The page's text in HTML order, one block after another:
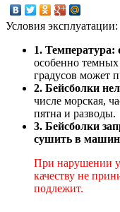
Условия эксплуатации:
1. Температура:
особенно
градусов может
2. Бейсболки
числе морская,
пятна и разводы.
3. Бейсболки
сушить в
При нарушении
качеству не
подлежит.